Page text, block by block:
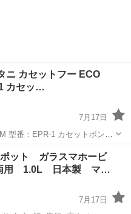
ニ カセットフー ECO
カセッ…
7月17日
1 カセットボンベ
カセット
ット ガラスマホービ
用 1.0L 日本製 マ…
7月17日